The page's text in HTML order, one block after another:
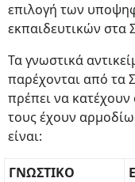
επιλογή των
εκπαιδευτικών στα
Τα γνωστικά
παρέχονται από τα
πρέπει να
τους έχουν
είναι:
ΓΝΩΣΤΙΚΟ